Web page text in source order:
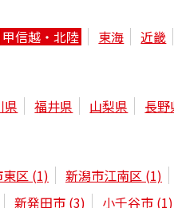
甲信越・北陸 東海 近畿
県 福井県 山梨県 長野
区 (1) 新潟市江南区 (1)
新発田市 (3) 小千谷市 (1)